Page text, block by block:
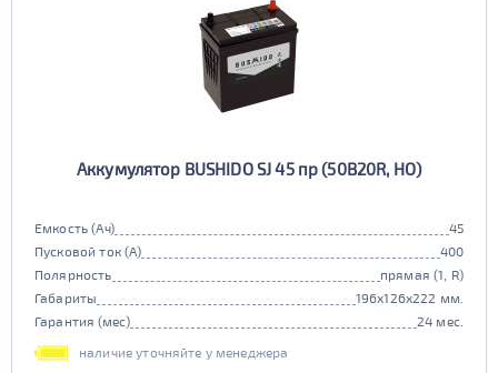
Аккумулятор BUSHIDO SJ 45 пр (50B20R, HO)
Емкость (Ач)
45
Пусковой ток (А)
400
Полярность
прямая (1, R)
Габариты
196x126x222 мм.
Гарантия (мес)
24 мес.
наличие уточняйте у менеджера